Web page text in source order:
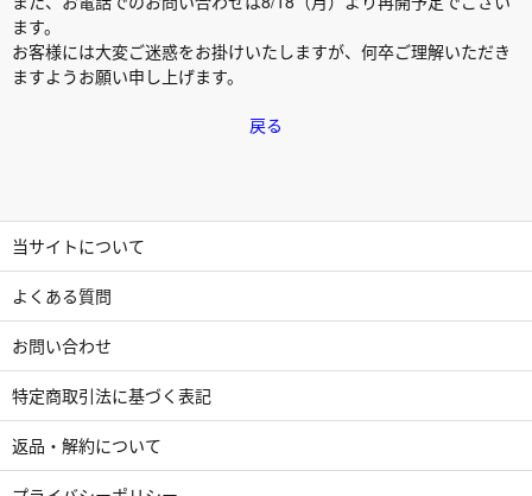
ます。
お客様には大変ご迷惑をお掛けいたしますが、何卒ご理解いただき
ますようお願い申し上げます。
戻る
当サイトについて
よくある質問
お問い合わせ
特定商取引法に基づく表記
返品・解約について